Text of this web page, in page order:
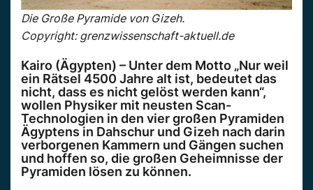
Die Große Pyramide von Gizeh.
Copyright: grenzwissenschaft-aktuell.de
Kairo (Ägypten) – Unter dem Motto „Nur weil
ein Rätsel 4500 Jahre alt ist, bedeutet das
nicht, dass es nicht gelöst werden kann“,
wollen Physiker mit neusten Scan-
Technologien in den vier großen Pyramiden
Ägyptens in Dahschur und Gizeh nach darin
verborgenen Kammern und Gängen suchen
und hoffen so, die großen Geheimnisse der
Pyramiden lösen zu können.